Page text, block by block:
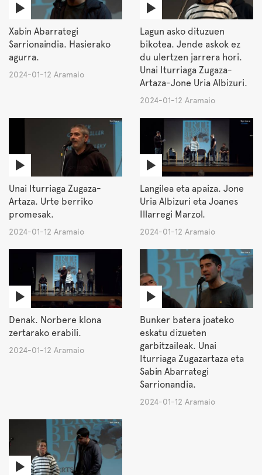
Xabin Abarrategi
Sarrionaindia. Hasierako
agurra.
2024-01-12 Aramaio
Lagun asko dituzuen
bikotea. Jende askok ez
du ulertzen jarrera hori.
Unai Iturriaga Zugaza-
Artaza-Jone Uria Albizuri.
2024-01-12 Aramaio
Unai Iturriaga Zugaza-
Artaza. Urte berriko
promesak.
2024-01-12 Aramaio
Langilea eta apaiza. Jone
Uria Albizuri eta Joanes
Illarregi Marzol.
2024-01-12 Aramaio
Denak. Norbere klona
zertarako erabili.
2024-01-12 Aramaio
Bunker batera joateko
eskatu dizueten
garbitzaileak. Unai
Iturriaga Zugazartaza eta
Sabin Abarrategi
Sarrionandia.
2024-01-12 Aramaio